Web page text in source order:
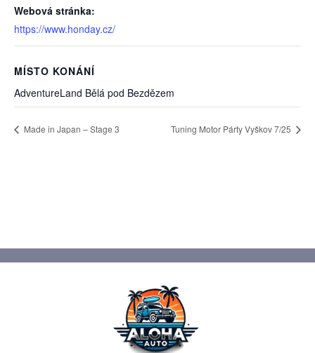
Webová stránka:
https://www.honday.cz/
MÍSTO KONÁNÍ
AdventureLand Bělá pod Bezdězem
Made in Japan – Stage 3 Tuning Motor Párty Vyškov 7/25